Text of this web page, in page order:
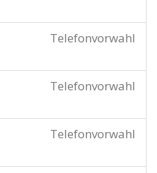
Telefonvorwahl
Telefonvorwahl
Telefonvorwahl